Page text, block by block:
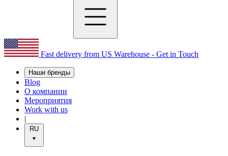
Fast delivery from US Warehouse - Get in Touch
Наши бренды
Blog
О компании
Мероприятия
Work with us
|
RU